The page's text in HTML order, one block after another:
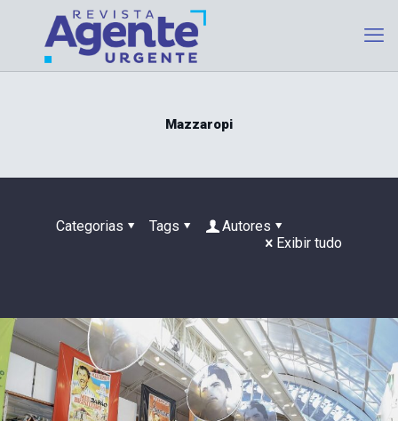
Mazzaropi
Categorias Tags
Autores
Exibir tudo